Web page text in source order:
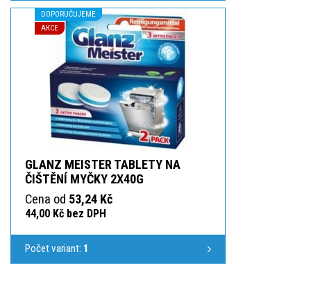
DOPORUČUJEME
AKCE
GLANZ MEISTER TABLETY NA
ČIŠTĚNÍ MYČKY 2X40G
Cena od 53,24 Kč
44,00 Kč bez DPH
Počet variant: 1